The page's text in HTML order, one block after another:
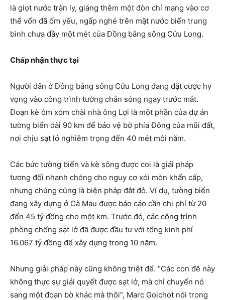
là giọt nước tràn ly, giáng thêm một đòn chí mạng vào cơ
thể vốn đã ốm yếu, ngấp nghé trên mặt nước biển trung
bình chưa đầy một mét của Đồng bằng sông Cửu Long.
Chấp nhận thực tại
Người dân ở Đồng bằng sông Cửu Long đang đặt cược hy
vọng vào công trình tường chắn sóng ngay trước mắt.
Đoạn kè ôm xóm chài nhà ông Lợi là một phần của dự án
tường biển dài 90 km để bảo vệ bờ phía Đông của mũi đất,
nơi chịu sạt lở nghiêm trọng đến 40 mét mỗi năm.
Các bức tường biển và kè sông được coi là giải pháp
tương đối nhanh chóng cho nguy cơ xói mòn khẩn cấp,
nhưng chúng cũng là biện pháp đắt đỏ. Ví dụ, tường biển
đang xây dựng ở Cà Mau được báo cáo cần chi phí từ 20
đến 45 tỷ đồng cho một km. Trước đó, các công trình
phòng chống sạt lở đã được đầu tư với tổng kinh phí
16.067 tỷ đồng để xây dựng trong 10 năm.
Nhưng giải pháp này cũng không triệt để. “Các con đê này
không thực sự giải quyết được sạt lở, mà chỉ chuyển nó
sang một đoạn bờ khác mà thôi”, Marc Goichot nói trong